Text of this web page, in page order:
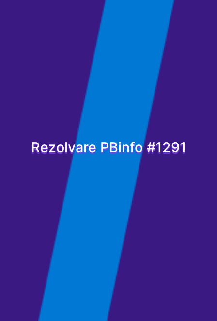
Rezolvare PBinfo #1291